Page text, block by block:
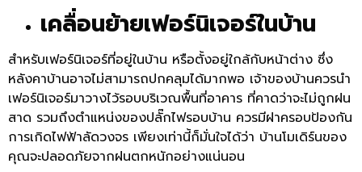
เคลื่อนย้ายเฟอร์นิเจอร์ในบ้าน
สำหรับเฟอร์นิเจอร์ที่อยู่ในบ้าน หรือตั้งอยู่ใกล้กับหน้าต่าง ซึ่ง
หลังคาบ้านอาจไม่สามารถปกคลุมได้มากพอ เจ้าของบ้านควรนำ
เฟอร์นิเจอร์มาวางไว้รอบบริเวณพื้นที่อาคาร ที่คาดว่าจะไม่ถูกฝน
สาด รวมถึงตำแหน่งของปลั๊กไฟรอบบ้าน ควรมีฝาครอบป้องกัน
การเกิดไฟฟ้าลัดวงจร เพียงเท่านี้ก็มั่นใจได้ว่า บ้านโมเดิร์นของ
คุณจะปลอดภัยจากฝนตกหนักอย่างแน่นอน